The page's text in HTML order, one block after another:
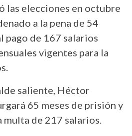
las elecciones en octubre
a la pena de 54
pago de 167 salarios
vigentes para la
saliente, Héctor
65 meses de prisión y
multa de 217 salarios.